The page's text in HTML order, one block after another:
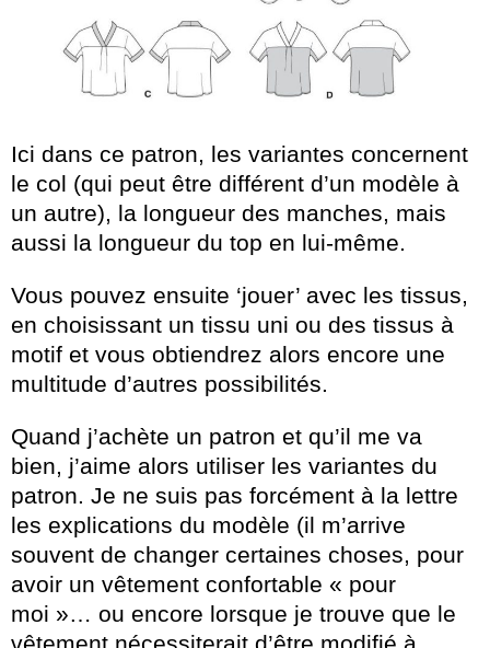
Ici dans ce patron, les variantes concernent
le col (qui peut être différent d’un modèle à
un autre), la longueur des manches, mais
aussi la longueur du top en lui-même.
Vous pouvez ensuite ‘jouer’ avec les tissus,
en choisissant un tissu uni ou des tissus à
motif et vous obtiendrez alors encore une
multitude d’autres possibilités.
Quand j’achète un patron et qu’il me va
bien, j’aime alors utiliser les variantes du
patron. Je ne suis pas forcément à la lettre
les explications du modèle (il m’arrive
souvent de changer certaines choses, pour
avoir un vêtement confortable « pour
moi »… ou encore lorsque je trouve que le